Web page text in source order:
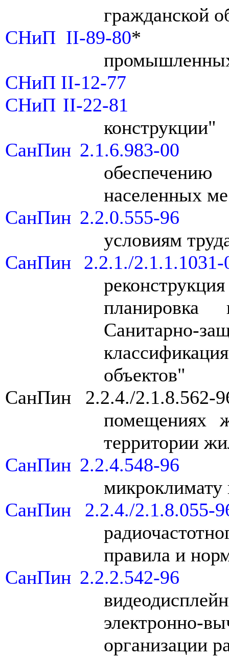
гражданской
СНиП II-89-80*
СНиП II-12-77
СНиП II-22-81
конструкции"
СанПин 2.1.6.983-00
населенных
СанПин 2.2.0.555-96
условиям
СанПин 2.2.1./2.1.1.1031-
объектов"
СанПин 2.2.4./2.1.8.562-
помещениях
территории
СанПин 2.2.4.548-96
СанПин 2.2.4./2.1.8.055-
правила и
СанПин 2.2.2.542-96
организации